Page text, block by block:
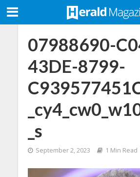
07988690-
43DE-8799-
_s
September 2, 2023 1 Min Read